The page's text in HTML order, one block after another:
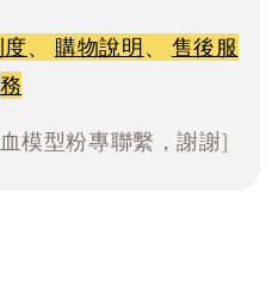
、 購物說明、 售後服
務
模型粉專聯繫，謝謝]